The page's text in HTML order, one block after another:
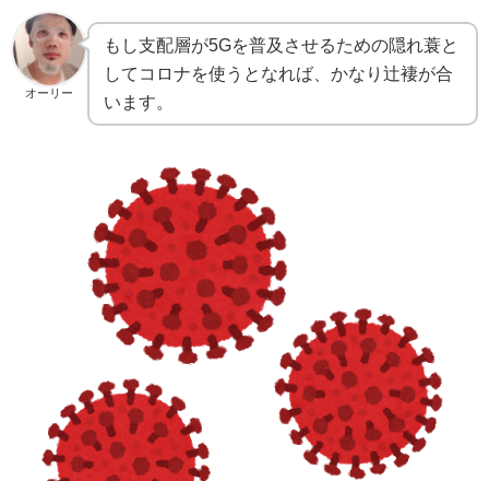
オーリー
もし支配層が5Gを普及させるための隠れ蓑と
してコロナを使うとなれば、かなり辻褄が合
います。